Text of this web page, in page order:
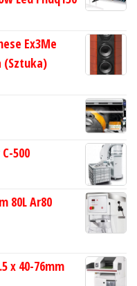
Ex3Me
(Sztuka)
500
80L Ar80
x 40-76mm